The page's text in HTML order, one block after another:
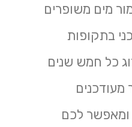
מים משופרים
בתקופות
כל חמש שנים
ומאפשר לכם